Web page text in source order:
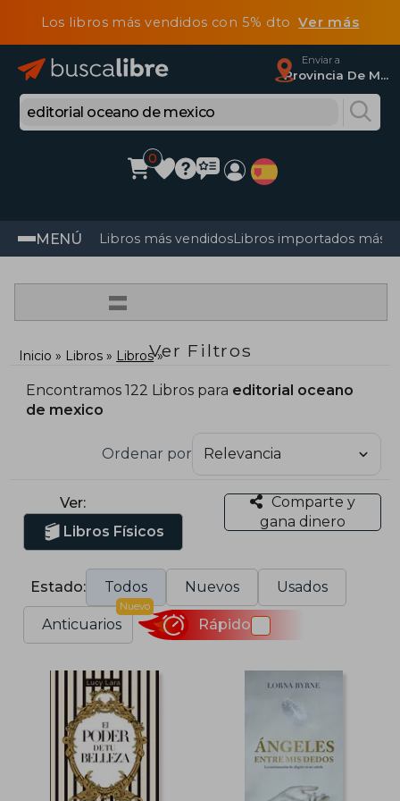
Los libros más vendidos con 5% dtoVer más
Enviar a
Provincia De Madrid
0
MENÚ Libros más vendidosLibros importados más
=
Ver Filtros
Inicio Libros Libros
Encontramos 122 Libros para editorial oceano
de mexico
Ordenar por
Ver:
Libros Físicos
Comparte y
gana dinero
Estado: Todos Nuevos Usados
Anticuarios
Nuevo
Rápido